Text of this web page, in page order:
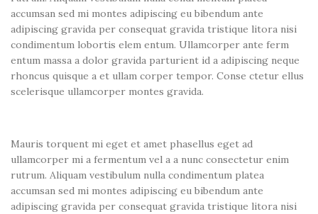
accumsan sed mi montes adipiscing eu bibendum ante
adipiscing gravida per consequat gravida tristique litora nisi
condimentum lobortis elem entum. Ullamcorper ante ferm
entum massa a dolor gravida parturient id a adipiscing neque
rhoncus quisque a et ullam corper tempor. Conse ctetur ellus
scelerisque ullamcorper montes gravida.
Mauris torquent mi eget et amet phasellus eget ad
ullamcorper mi a fermentum vel a a nunc consectetur enim
rutrum. Aliquam vestibulum nulla condimentum platea
accumsan sed mi montes adipiscing eu bibendum ante
adipiscing gravida per consequat gravida tristique litora nisi